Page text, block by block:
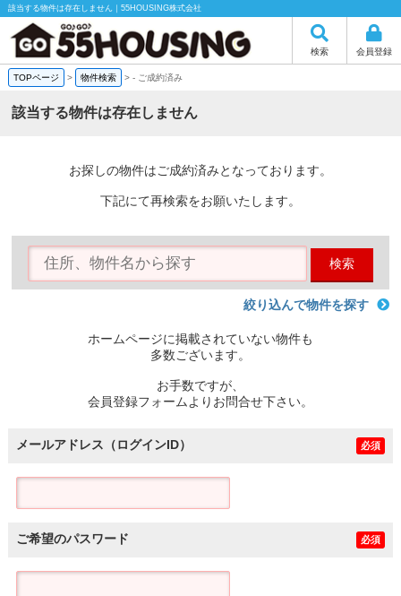
該当する物件は存在しません｜55HOUSING株式会社
検索 会員登録
TOPページ > 物件検索 >- ご成約済み
該当する物件は存在しません
お探しの物件はご成約済みとなっております。
下記にて再検索をお願いたします。
検索
絞り込んで物件を探す
ホームページに掲載されていない物件も
多数ございます。
お手数ですが、
会員登録フォームよりお問合せ下さい。
メールアドレス（ログインID） 必須
ご希望のパスワード 必須